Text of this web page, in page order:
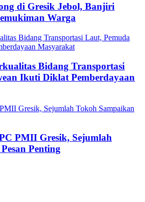
di Gresik Jebol, Banjiri
Warga
Bidang Transportasi
Ikuti Diklat Pemberdayaan
PMII Gresik, Sejumlah
Penting